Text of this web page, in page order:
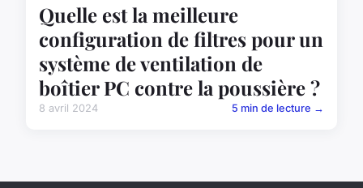
Quelle est la meilleure
configuration de filtres pour un
système de ventilation de
boîtier PC contre la poussière ?
8 avril 2024 5 min de lecture →